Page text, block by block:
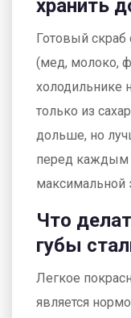
хранить
Готовый скраб
(мед, молоко,
холодильнике
только из
дольше, но
перед каждым
максимальной
Что
губы
Легкое
является